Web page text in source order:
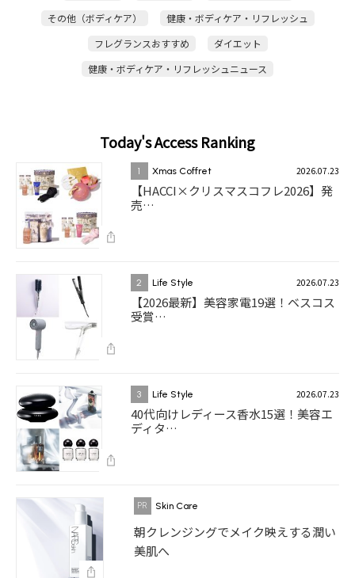
その他（ボディケア）
健康・ボディケア・リフレッシュ
フレグランスおすすめ
ダイエット
健康・ボディケア・リフレッシュニュース
Today's Access Ranking
1 Xmas Coffret 2026.07.23
【HACCI×クリスマスコフレ2026】発
売…
2 Life Style 2026.07.23
【2026最新】美容家電19選！ベスコス
受賞…
3 Life Style 2026.07.23
40代向けレディース香水15選！美容エ
ディタ…
Skin Care
朝クレンジングでメイク映えする潤い
美肌へ